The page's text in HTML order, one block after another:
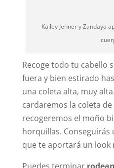
Kailey Jenner y Zandaya
Recoge todo tu cabello
fuera y bien estirado
una coleta alta, muy
cardaremos la coleta
recogeremos el moño
horquillas.
que te aportará un look